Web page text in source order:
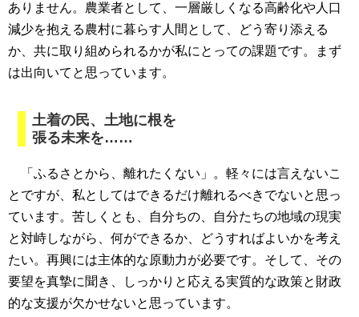
ありません。農業者として、一層厳しくなる高齢化や人口
減少を抱える農村に暮らす人間として、どう寄り添える
か、共に取り組められるかが私にとっての課題です。まず
は出向いてと思っています。
土着の民、土地に根を
張る未来を……
「ふるさとから、離れたくない」。軽々には言えないこ
とですが、私としてはできるだけ離れるべきでないと思っ
ています。苦しくとも、自分ちの、自分たちの地域の現実
と対峙しながら、何ができるか、どうすればよいかを考え
たい。再興には主体的な原動力が必要です。そして、その
要望を真摯に聞き、しっかりと応える実質的な政策と財政
的な支援が欠かせないと思っています。